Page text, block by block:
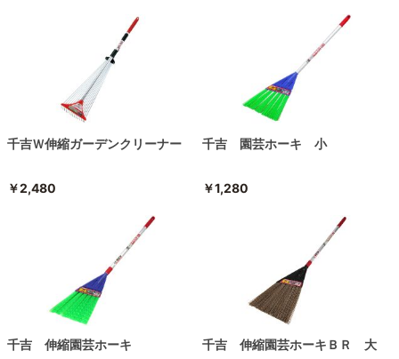
千吉Ｗ伸縮ガーデンクリーナー
￥2,480
千吉 園芸ホーキ 小
￥1,280
千吉 伸縮園芸ホーキ 千吉 伸縮園芸ホーキＢＲ 大